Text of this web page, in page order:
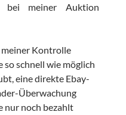
bei meiner Auktion
meiner Kontrolle
so schnell wie möglich
eine direkte Ebay-
Überwachung
nur noch bezahlt